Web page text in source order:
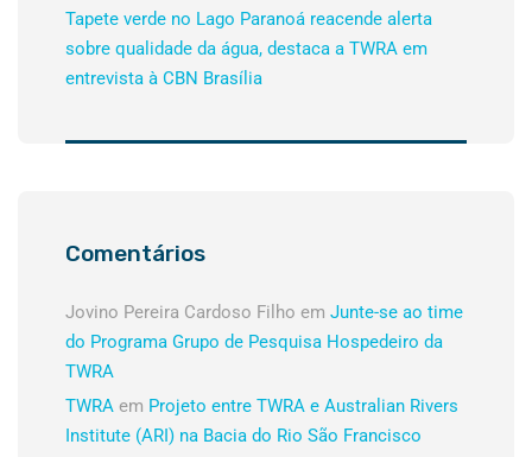
Tapete verde no Lago Paranoá reacende alerta
sobre qualidade da água, destaca a TWRA em
entrevista à CBN Brasília
Comentários
Jovino Pereira Cardoso Filho em Junte-se ao time
do Programa Grupo de Pesquisa Hospedeiro da
TWRA
TWRA em Projeto entre TWRA e Australian Rivers
Institute (ARI) na Bacia do Rio São Francisco